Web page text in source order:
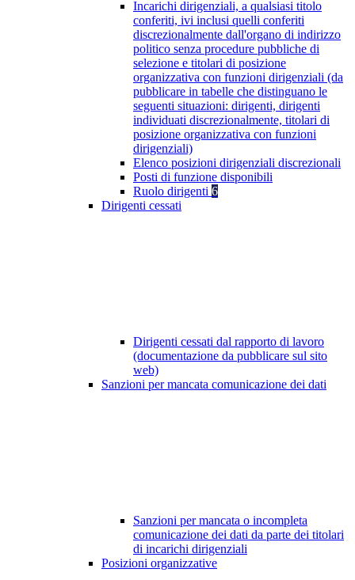
Incarichi dirigenziali, a qualsiasi titolo
conferiti, ivi inclusi quelli conferiti
discrezionalmente dall'organo di indirizzo
politico senza procedure pubbliche di
selezione e titolari di posizione
organizzativa con funzioni dirigenziali (da
pubblicare in tabelle che distinguano le
seguenti situazioni: dirigenti, dirigenti
individuati discrezionalmente, titolari di
posizione organizzativa con funzioni
dirigenziali)
Elenco posizioni dirigenziali discrezionali
Posti di funzione disponibili
Ruolo dirigenti 6
Dirigenti cessati
Dirigenti cessati dal rapporto di lavoro
(documentazione da pubblicare sul sito
web)
Sanzioni per mancata comunicazione dei dati
Sanzioni per mancata o incompleta
comunicazione dei dati da parte dei titolari
di incarichi dirigenziali
Posizioni organizzative